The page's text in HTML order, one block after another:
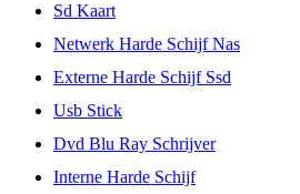
Sd Kaart
Netwerk Harde Schijf Nas
Externe Harde Schijf Ssd
Usb Stick
Dvd Blu Ray Schrijver
Interne Harde Schijf